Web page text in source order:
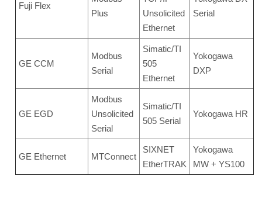
Fuji Flex
Plus
Unsolicited
Ethernet
Serial
GE CCM
Modbus
Serial
Simatic/TI
505
Ethernet
Yokogawa
DXP
GE EGD
Modbus
Unsolicited
Serial
Simatic/TI
505 Serial
Yokogawa HR
GE Ethernet MTConnect
SIXNET
EtherTRAK
Yokogawa
MW + YS100